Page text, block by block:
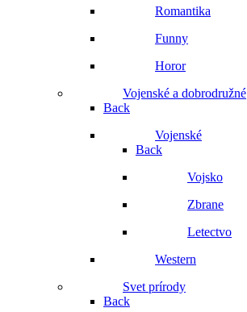
Romantika
Funny
Horor
Vojenské a dobrodružné
Back
Vojenské
Back
Vojsko
Zbrane
Letectvo
Western
Svet prírody
Back